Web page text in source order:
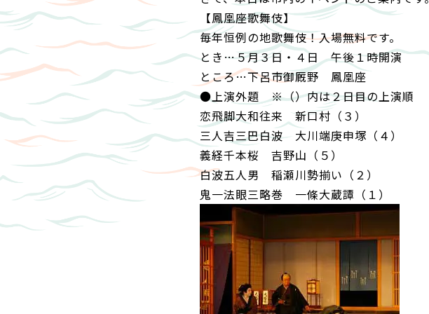
【鳳凰座歌舞伎】
毎年恒例の地歌舞伎！入場無料です。
とき…５月３日・４日 午後１時開演
ところ…下呂市御厩野 鳳凰座
●上演外題 ※（）内は２日目の上演順
恋飛脚大和往来 新口村（３）
三人吉三巴白波 大川端庚申塚（４）
義経千本桜 吉野山（５）
白波五人男 稲瀬川勢揃い（２）
鬼一法眼三略巻 一條大蔵譚（１）